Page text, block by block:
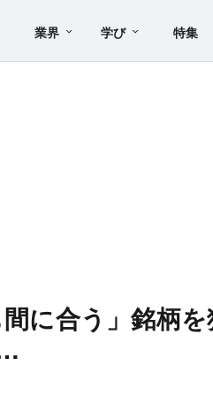
業界 学び 特集
に合う」銘柄